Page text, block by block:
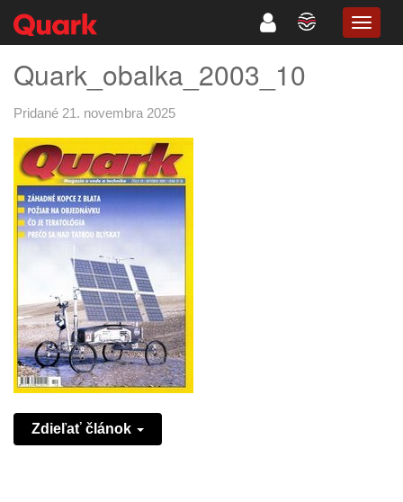
Quark_obalka_2003_10
Pridané 21. novembra 2025
Zdieľať článok